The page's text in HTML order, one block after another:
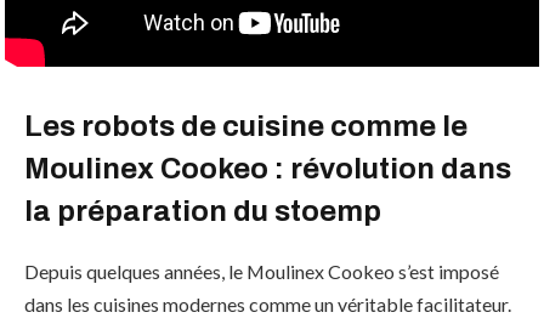
Les robots de cuisine comme le
Moulinex Cookeo : révolution dans
la préparation du stoemp
Depuis quelques années, le Moulinex Cookeo s’est imposé
dans les cuisines modernes comme un véritable facilitateur.